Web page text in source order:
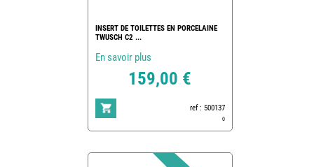
INSERT DE TOILETTES EN PORCELAINE
TWUSCH C2 ...
En savoir plus
159,00 €
ref : 500137
0